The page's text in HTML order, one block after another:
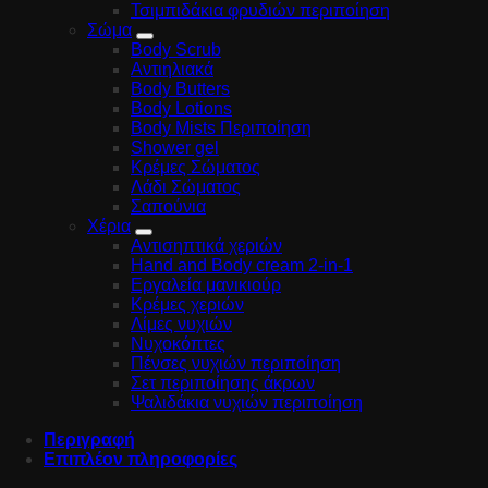
Τσιμπιδάκια φρυδιών περιποίηση
Σώμα
Body Scrub
Αντιηλιακά
Body Butters
Body Lotions
Body Mists Περιποίηση
Shower gel
Κρέμες Σώματος
Λάδι Σώματος
Σαπούνια
Χέρια
Αντισηπτικά χεριών
Hand and Body cream 2-in-1
Εργαλεία μανικιούρ
Κρέμες χεριών
Λίμες νυχιών
Νυχοκόπτες
Πένσες νυχιών περιποίηση
Σετ περιποίησης άκρων
Ψαλιδάκια νυχιών περιποίηση
Περιγραφή
Επιπλέον πληροφορίες